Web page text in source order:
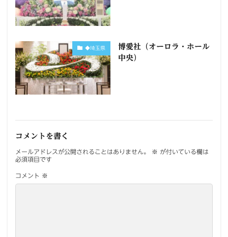
◆埼玉県
博愛社（オーロラ・ホール
中央）
コメントを書く
メールアドレスが公開されることはありません。 ※ が付いている欄は
必須項目です
コメント ※